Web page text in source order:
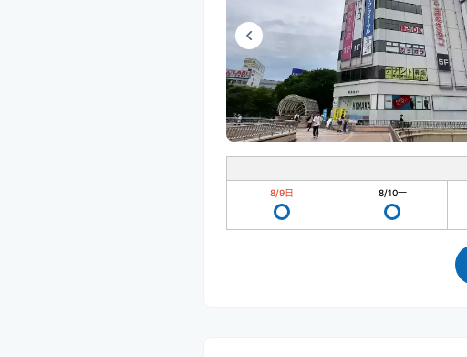
8/9日 8/10一